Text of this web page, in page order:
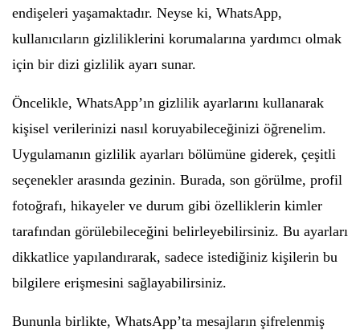
endişeleri yaşamaktadır. Neyse ki, WhatsApp,
kullanıcıların gizliliklerini korumalarına yardımcı olmak
için bir dizi gizlilik ayarı sunar.
Öncelikle, WhatsApp’ın gizlilik ayarlarını kullanarak
kişisel verilerinizi nasıl koruyabileceğinizi öğrenelim.
Uygulamanın gizlilik ayarları bölümüne giderek, çeşitli
seçenekler arasında gezinin. Burada, son görülme, profil
fotoğrafı, hikayeler ve durum gibi özelliklerin kimler
tarafından görülebileceğini belirleyebilirsiniz. Bu ayarları
dikkatlice yapılandırarak, sadece istediğiniz kişilerin bu
bilgilere erişmesini sağlayabilirsiniz.
Bununla birlikte, WhatsApp’ta mesajların şifrelenmiş